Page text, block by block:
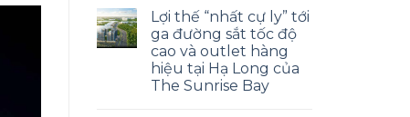
Lợi thế “nhất cự ly” tới
ga đường sắt tốc độ
cao và outlet hàng
hiệu tại Hạ Long của
The Sunrise Bay